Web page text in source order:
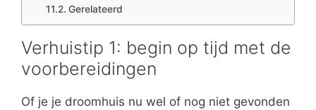
Gerelateerd
Verhuistip 1: begin op tijd met de
voorbereidingen
Of je je droomhuis nu wel of nog niet gevonden